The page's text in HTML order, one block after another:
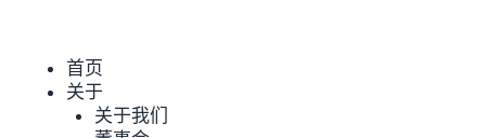
首页
关于
关于我们